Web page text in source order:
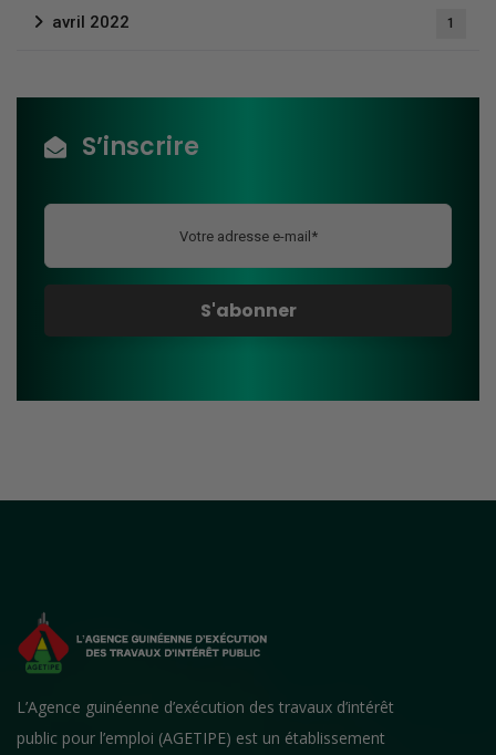
avril 2022 1
S’inscrire
L’Agence guinéenne d’exécution des travaux d’intérêt
public pour l’emploi (AGETIPE) est un établissement